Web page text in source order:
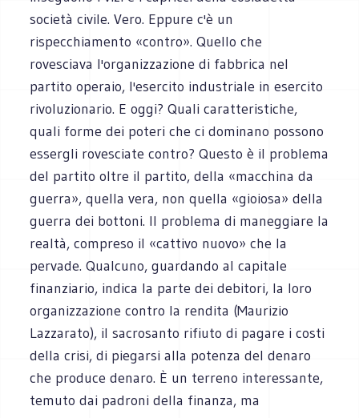
società civile. Vero. Eppure c'è un
rispecchiamento «contro». Quello che
rovesciava l'organizzazione di fabbrica nel
partito operaio, l'esercito industriale in esercito
rivoluzionario. E oggi? Quali caratteristiche,
quali forme dei poteri che ci dominano possono
essergli rovesciate contro? Questo è il problema
del partito oltre il partito, della «macchina da
guerra», quella vera, non quella «gioiosa» della
guerra dei bottoni. Il problema di maneggiare la
realtà, compreso il «cattivo nuovo» che la
pervade. Qualcuno, guardando al capitale
finanziario, indica la parte dei debitori, la loro
organizzazione contro la rendita (Maurizio
Lazzarato), il sacrosanto rifiuto di pagare i costi
della crisi, di piegarsi alla potenza del denaro
che produce denaro. È un terreno interessante,
temuto dai padroni della finanza, ma